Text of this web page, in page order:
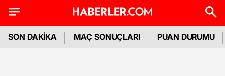
SON DAKİKA MAÇ SONUÇLARI PUAN DURUMU